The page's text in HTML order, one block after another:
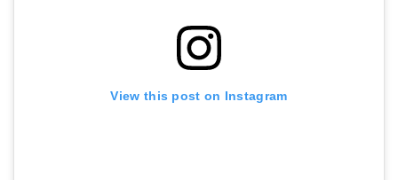
View this post on Instagram